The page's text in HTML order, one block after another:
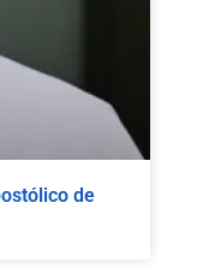
de